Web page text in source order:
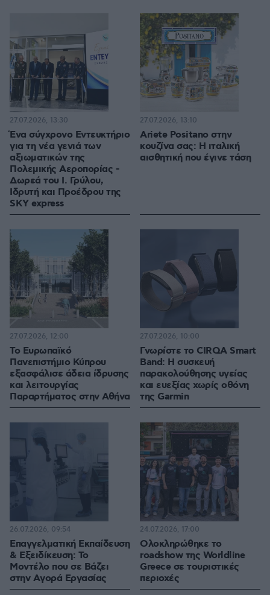
Ένα σύγχρονο Εντευκτήριο
για τη νέα γενιά των
αξιωματικών της
Πολεμικής Αεροπορίας -
Δωρεά του Ι. Γρύλου,
Ιδρυτή και Προέδρου της
SKY express
27.07.2026, 13:30
Ariete Positano στην
κουζίνα σας: Η ιταλική
αισθητική που έγινε τάση
27.07.2026, 13:10
Το Ευρωπαϊκό
Πανεπιστήμιο Κύπρου
εξασφάλισε άδεια ίδρυσης
και λειτουργίας
Παραρτήματος στην Αθήνα
27.07.2026, 12:00
Γνωρίστε το CIRQA Smart
Band: Η συσκευή
παρακολούθησης υγείας
και ευεξίας χωρίς οθόνη
της Garmin
27.07.2026, 10:00
Επαγγελματική Εκπαίδευση
& Εξειδίκευση: Το
Mοντέλο που σε Bάζει
στην Aγορά Eργασίας
26.07.2026, 09:54
Ολοκληρώθηκε το
roadshow της Worldline
Greece σε τουριστικές
περιοχές
24.07.2026, 17:00